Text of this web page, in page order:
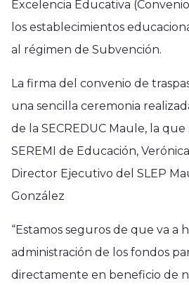
Excelencia Educativa
los establecimientos
al régimen de Subvención.
La firma del convenio de
una sencilla ceremonia
de la SECREDUC Maule, la
SEREMI de Educación,
Director Ejecutivo del SLEP
González
“Estamos seguros de que va a
administración de los fondos
directamente en beneficio de